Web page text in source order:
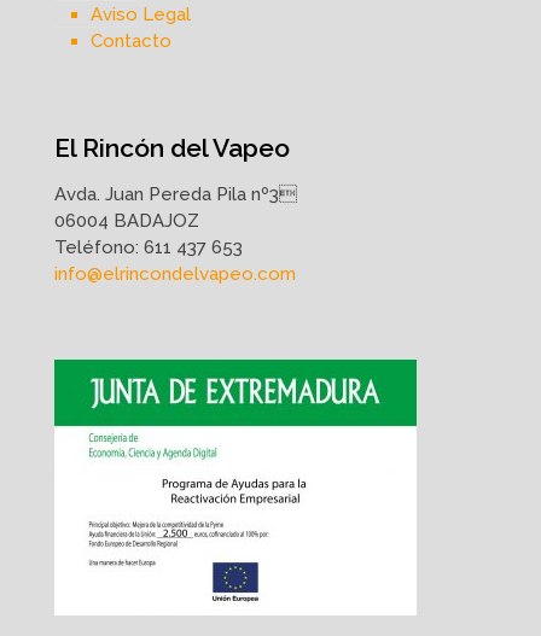
Aviso Legal
Contacto
El Rincón del Vapeo
Avda. Juan Pereda Pila nº3
06004 BADAJOZ
Teléfono: 611 437 653
info@elrincondelvapeo.com